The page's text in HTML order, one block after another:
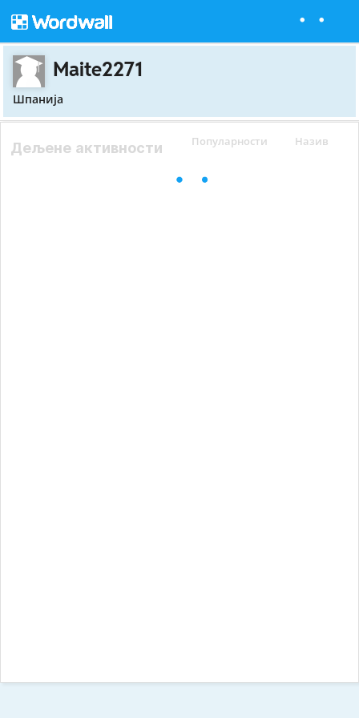
Maite2271
Шпанија
Популарности Назив
Дељене активности